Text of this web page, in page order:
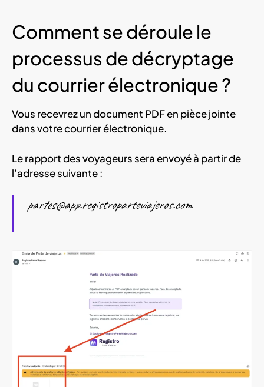
Comment se déroule le
processus de décryptage
du courrier électronique ?
Vous recevrez un document PDF en pièce jointe
dans votre courrier électronique.
Le rapport des voyageurs sera envoyé à partir de
l’adresse suivante :
partes@app.registroparteviajeros.com